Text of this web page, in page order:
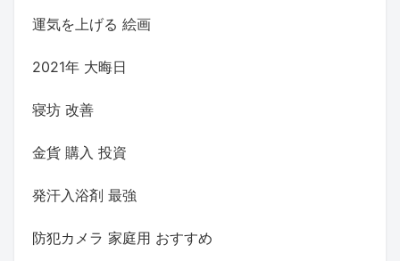
運気を上げる 絵画
2021年 大晦日
寝坊 改善
金貨 購入 投資
発汗入浴剤 最強
防犯カメラ 家庭用 おすすめ